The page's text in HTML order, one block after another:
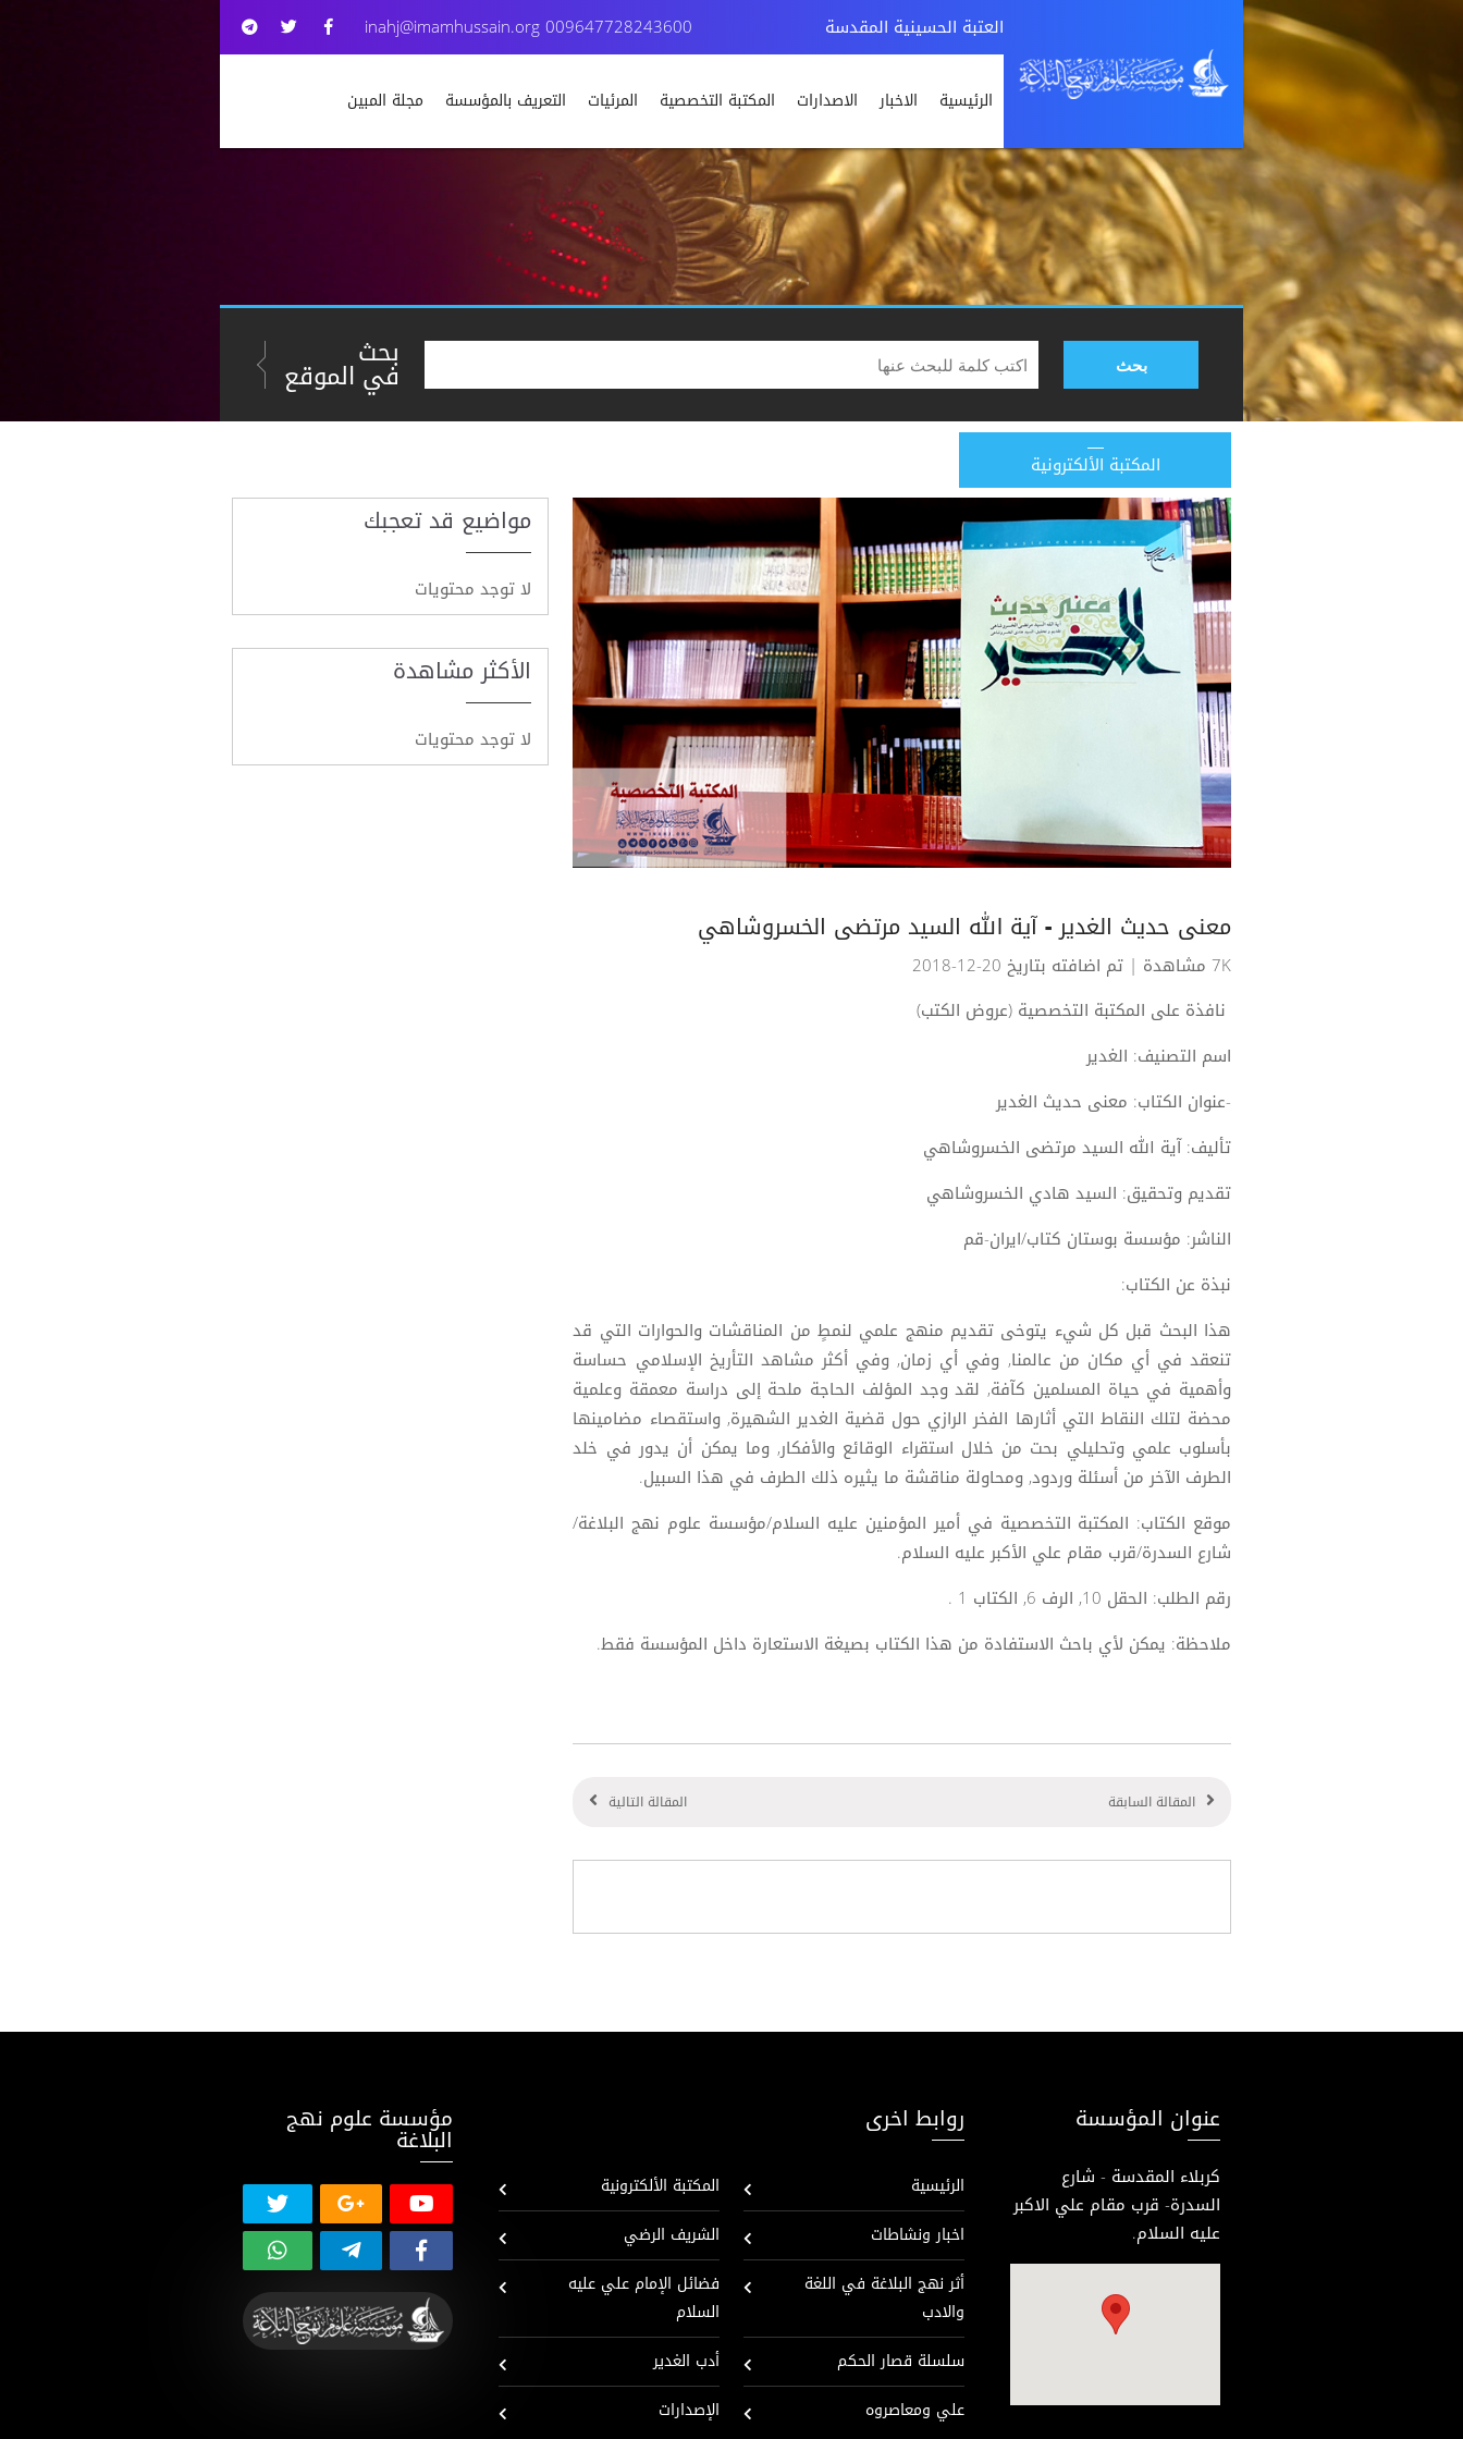
العتبة الحسينية المقدسة 009647728243600
inahj@imamhussain.org
الرئيسية الاخبار الاصدارات المكتبة التخصصية المرئيات التعريف بالمؤسسة مجلة المبين
بحث بحث
في الموقع
المكتبة الألكترونية
معنى حديث الغدير - آية الله السيد مرتضى الخسروشاهي
7K مشاهدة
| تم اضافته بتاريخ 20-12-2018
نافذة على المكتبة التخصصية (عروض الكتب)
اسم التصنيف: الغدير
-عنوان الكتاب: معنى حديث الغدير
تأليف: آية الله السيد مرتضى الخسروشاهي
تقديم وتحقيق: السيد هادي الخسروشاهي
الناشر: مؤسسة بوستان كتاب/ايران-قم
نبذة عن الكتاب:
هذا البحث قبل كل شيء يتوخى تقديم منهج علمي لنمطٍ من المناقشات والحوارات التي قد
تنعقد في أي مكان من عالمنا, وفي أي زمان, وفي أكثر مشاهد التأريخ الإسلامي حساسة
وأهمية في حياة المسلمين كآفة, لقد وجد المؤلف الحاجة ملحة إلى دراسة معمقة وعلمية
محضة لتلك النقاط التي أثارها الفخر الرازي حول قضية الغدير الشهيرة, واستقصاء مضامينها
بأسلوب علمي وتحليلي بحت من خلال استقراء الوقائع والأفكار, وما يمكن أن يدور في خلد
الطرف الآخر من أسئلة وردود, ومحاولة مناقشة ما يثيره ذلك الطرف في هذا السبيل.
موقع الكتاب: المكتبة التخصصية في أمير المؤمنين عليه السلام/مؤسسة علوم نهج البلاغة/
شارع السدرة/قرب مقام علي الأكبر عليه السلام.
رقم الطلب: الحقل 10, الرف 6, الكتاب 1 .
ملاحظة: يمكن لأي باحث الاستفادة من هذا الكتاب بصيغة الاستعارة داخل المؤسسة فقط.
المقالة السابقة المقالة التالية
مواضيع قد تعجبك
لا توجد محتويات
الأكثر مشاهدة
لا توجد محتويات
عنوان المؤسسة
كربلاء المقدسة - شارع
السدرة- قرب مقام علي الاكبر
عليه السلام.
روابط اخرى
الرئيسية
اخبار ونشاطات
أثر نهج البلاغة في اللغة
والادب
سلسلة قصار الحكم
علي ومعاصروه
المكتبة الألكترونية
الشريف الرضي
فضائل الإمام علي عليه
السلام
أدب الغدير
الإصدارات
مؤسسة علوم نهج
البلاغة